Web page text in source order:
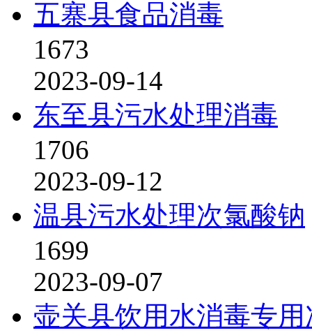
五寨县食品消毒
1673
2023-09-14
东至县污水处理消毒
1706
2023-09-12
温县污水处理次氯酸钠
1699
2023-09-07
壶关县饮用水消毒专